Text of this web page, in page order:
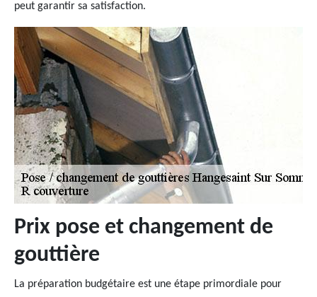
peut garantir sa satisfaction.
Prix pose et changement de
gouttière
La préparation budgétaire est une étape primordiale pour